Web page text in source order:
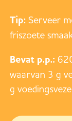
Tip: Serveer
friszoete
Bevat p.p.:
waarvan 3 g
g